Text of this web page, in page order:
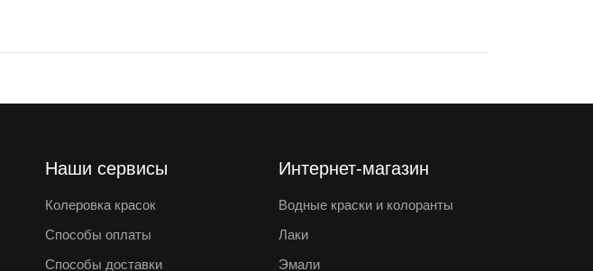
Наши сервисы
Колеровка красок
Способы оплаты
Способы доставки
Интернет-магазин
Водные краски и колоранты
Лаки
Эмали